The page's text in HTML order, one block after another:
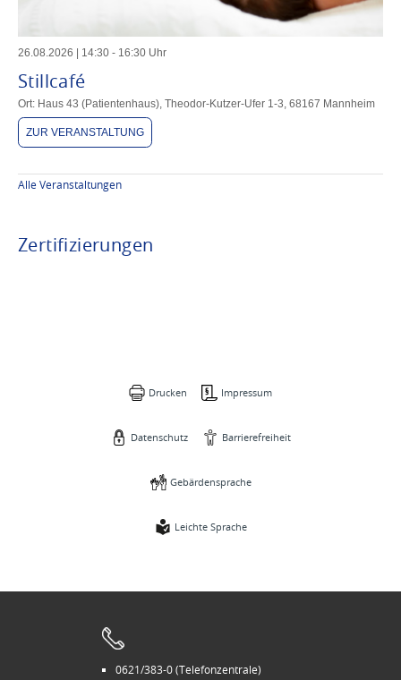
26.08.2026 14:30 - 16:30 Uhr
Stillcafé
Ort: Haus 43 (Patientenhaus), Theodor-Kutzer-Ufer 1-3, 68167 Mannheim
ZUR VERANSTALTUNG
Alle Veranstaltungen
Zertifizierungen
Drucken Impressum
Datenschutz Barrierefreiheit
Gebärdensprache
Leichte Sprache
0621/383-0 (Telefonzentrale)